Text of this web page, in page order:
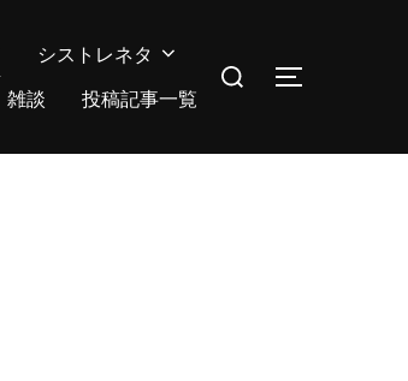
シストレネタ
雑談
投稿記事一覧
検
サイドバー